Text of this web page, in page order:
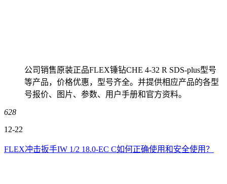
公司销售原装正品FLEX锤钻CHE 4-32 R SDS-plus型号
等产品，价格优惠，型号齐全。并提供相应产品的各型
号报价、图片、参数、用户手册和官方资料。
628
12-22
FLEX冲击扳手IW 1/2 18.0-EC C如何正确使用和安全使用？